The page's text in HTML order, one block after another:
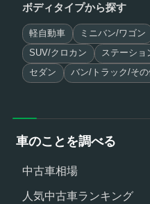
ボディタイプから探す
軽自動車 ミニバン/ワゴン
SUV/クロカン ステーショ
セダン バン/トラック/その
車のことを調べる
中古車相場
人気中古車ランキング